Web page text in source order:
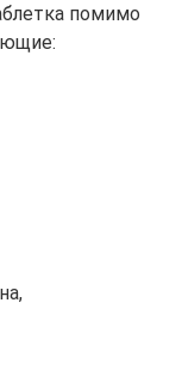
помимо